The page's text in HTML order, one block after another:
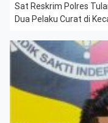
Sat Reskrim Polres
Dua Pelaku Curat di